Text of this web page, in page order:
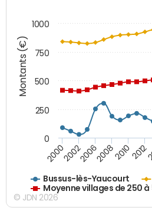
Montants (€)
Bussus-lès-Yaucourt
Moyenne villages de 250 à
200020022006200820102012
0
250
500
750
1000
© JDN 2026